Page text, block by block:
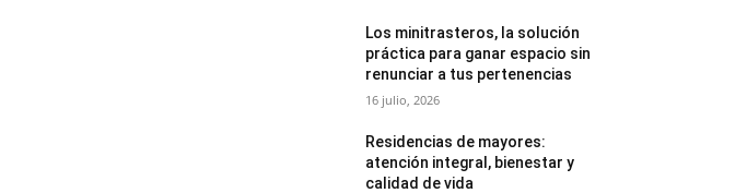
Los minitrasteros, la solución
práctica para ganar espacio sin
renunciar a tus pertenencias
16 julio, 2026
Residencias de mayores:
atención integral, bienestar y
calidad de vida